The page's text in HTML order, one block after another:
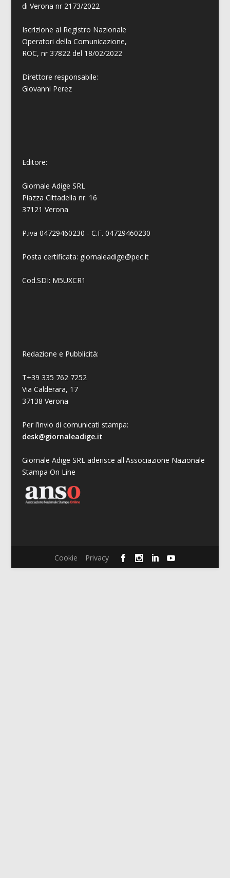
di Verona nr 2173/2022
Iscrizione al Registro Nazionale
Operatori della Comunicazione,
ROC, nr 37822 del 18/02/2022
Direttore responsabile:
Giovanni Perez
Editore:
Giornale Adige SRL
Piazza Cittadella nr. 16
37121 Verona
P.iva 04729460230 - C.F. 04729460230
Posta certificata: giornaleadige@pec.it
Cod.SDI: M5UXCR1
Redazione e Pubblicità:
T+39 335 762 7252
Via Calderara, 17
37138 Verona
Per l’invio di comunicati stampa:
desk@giornaleadige.it
Giornale Adige SRL aderisce all'Associazione Nazionale
Stampa On Line
Cookie Privacy